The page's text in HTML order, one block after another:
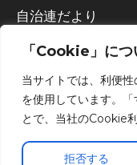
「Cookie」につ
当サイトでは、利便
を使用しています。
とで、当社のCookie
拒否する
自治連だより